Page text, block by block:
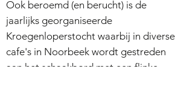
Ook beroemd (en berucht) is de
jaarlijks georganiseerde
Kroegenloperstocht waarbij in diverse
cafe's in Noorbeek wordt gestreden
aan het schaakbord met een flinke